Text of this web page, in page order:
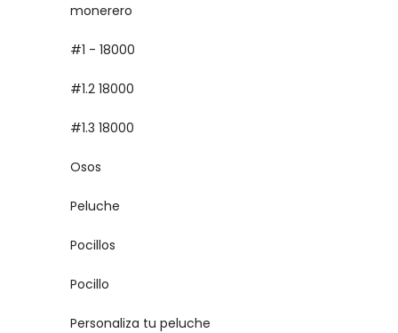
monerero
#1 - 18000
#1.2 18000
#1.3 18000
Osos
Peluche
Pocillos
Pocillo
Personaliza tu peluche